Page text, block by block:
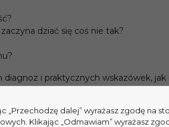
dziać się coś nie tak?
i praktycznych wskazówek,
Od czego zacząć? Właśnie
„Przechodzę dalej” wyrażasz zgodę na
Klikając „Odmawiam” wyrażasz